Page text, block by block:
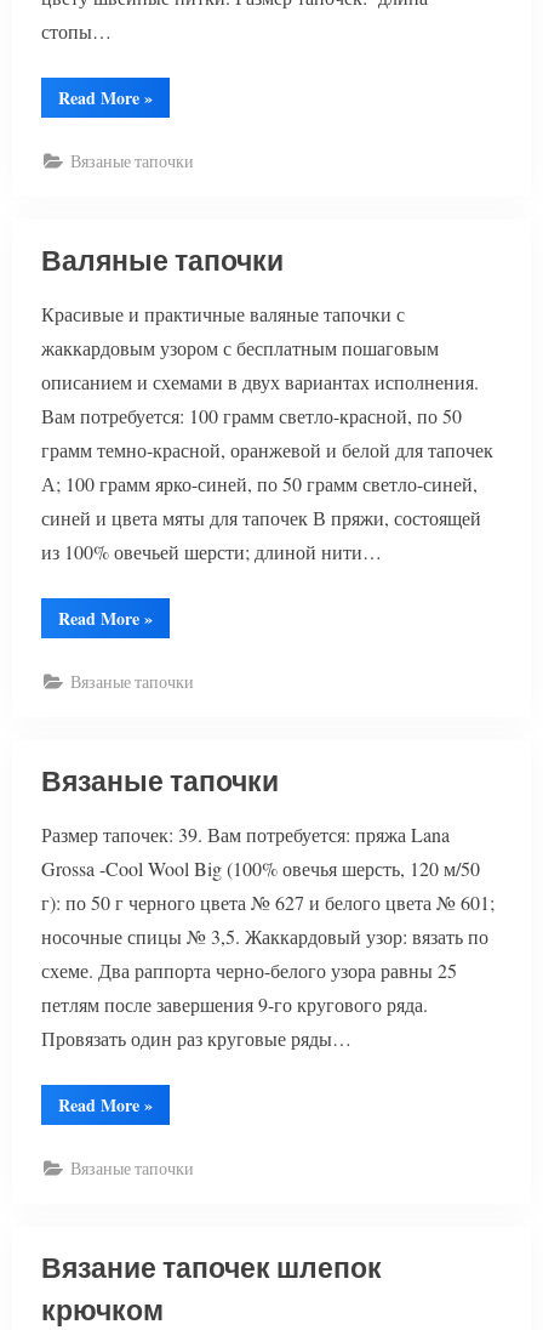
стопы…
Read More“Тапочки
крючком”
»
Вязаные тапочки
Валяные тапочки
Красивые и практичные валяные тапочки с
жаккардовым узором с бесплатным пошаговым
описанием и схемами в двух вариантах исполнения.
Вам потребуется: 100 грамм светло-красной, по 50
грамм темно-красной, оранжевой и белой для тапочек
А; 100 грамм ярко-синей, по 50 грамм светло-синей,
синей и цвета мяты для тапочек В пряжи, состоящей
из 100% овечьей шерсти; длиной нити…
Read More“Валяные
тапочки”
»
Вязаные тапочки
Вязаные тапочки
Размер тапочек: 39. Вам потребуется: пряжа Lana
Grossa -Cool Wool Big (100% овечья шерсть, 120 м/50
г): по 50 г черного цвета № 627 и белого цвета № 601;
носочные спицы № 3,5. Жаккардовый узор: вязать по
схеме. Два раппорта черно-белого узора равны 25
петлям после завершения 9-го кругового ряда.
Провязать один раз круговые ряды…
Read More“Вязаные
тапочки”
»
Вязаные тапочки
Вязание тапочек шлепок
крючком